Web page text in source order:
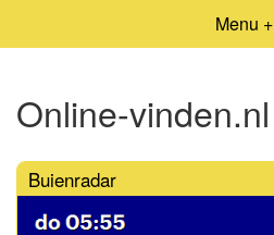
Menu +
Online-vinden.nl
Buienradar